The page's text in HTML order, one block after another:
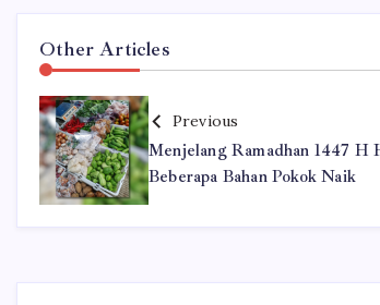
Other Articles
Previous
Menjelang Ramadhan 1447 H
Beberapa Bahan Pokok Naik